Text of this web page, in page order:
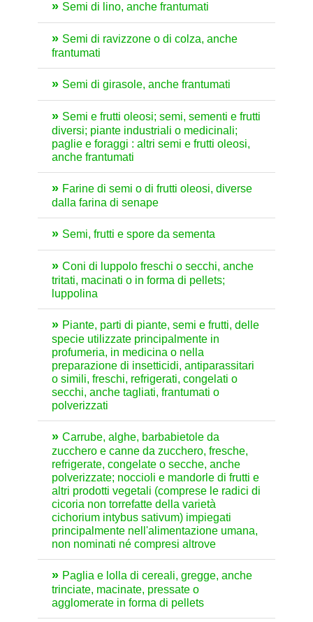
Semi di lino, anche frantumati
Semi di ravizzone o di colza, anche
frantumati
Semi di girasole, anche frantumati
Semi e frutti oleosi; semi, sementi e frutti
diversi; piante industriali o medicinali;
paglie e foraggi : altri semi e frutti oleosi,
anche frantumati
Farine di semi o di frutti oleosi, diverse
dalla farina di senape
Semi, frutti e spore da sementa
Coni di luppolo freschi o secchi, anche
tritati, macinati o in forma di pellets;
luppolina
Piante, parti di piante, semi e frutti, delle
specie utilizzate principalmente in
profumeria, in medicina o nella
preparazione di insetticidi, antiparassitari
o simili, freschi, refrigerati, congelati o
secchi, anche tagliati, frantumati o
polverizzati
Carrube, alghe, barbabietole da
zucchero e canne da zucchero, fresche,
refrigerate, congelate o secche, anche
polverizzate; noccioli e mandorle di frutti e
altri prodotti vegetali (comprese le radici di
cicoria non torrefatte della varietà
cichorium intybus sativum) impiegati
principalmente nell'alimentazione umana,
non nominati né compresi altrove
Paglia e lolla di cereali, gregge, anche
trinciate, macinate, pressate o
agglomerate in forma di pellets